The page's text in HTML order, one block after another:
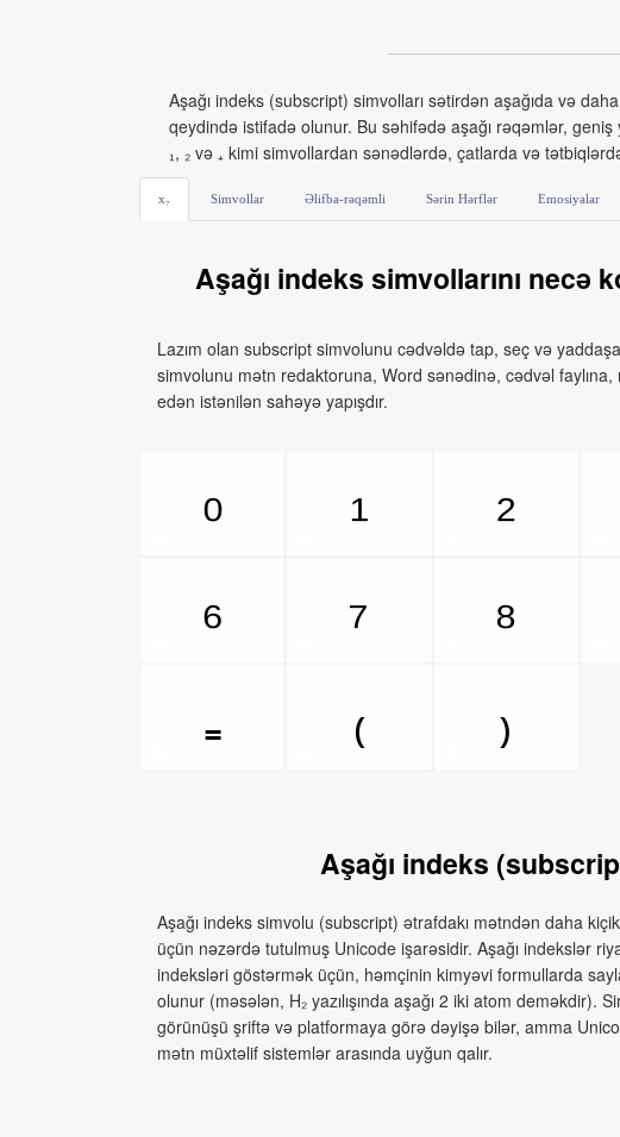
Aşağı indeks (subscript) simvolları sətirdən aşağıda və
qeydində istifadə olunur. Bu səhifədə aşağı rəqəmlər, geniş
₁, ₂ və ₊ kimi simvollardan sənədlərdə, çatlarda və
x₇ Simvollar Əlifba-rəqəmli Sərin Hərflər Emosiyalar
Aşağı indeks simvollarını necə
Lazım olan subscript simvolunu cədvəldə tap, seç və
simvolunu mətn redaktoruna, Word sənədinə, cədvəl
edən istənilən sahəyə yapışdır.
₀ ₁ ₂
₆
₇ ₈
₌
₍ ₎
Aşağı indeks
Aşağı indeks simvolu (subscript) ətrafdakı mətndən daha
üçün nəzərdə tutulmuş Unicode işarəsidir. Aşağı indekslər
indeksləri göstərmək üçün, həmçinin kimyəvi formullarda
olunur (məsələn, H₂ yazılışında aşağı 2 iki atom deməkdir).
görünüşü şriftə və platformaya görə dəyişə bilər, amma
mətn müxtəlif sistemlər arasında uyğun qalır.